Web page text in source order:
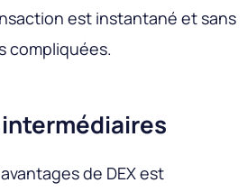
est instantané et sans
compliquées.
de DEX est